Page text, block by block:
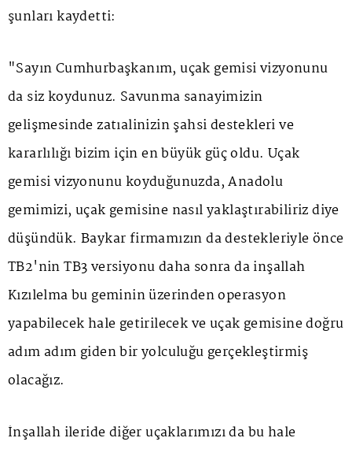
şunları kaydetti:
"Sayın Cumhurbaşkanım, uçak gemisi vizyonunu
da siz koydunuz. Savunma sanayimizin
gelişmesinde zatıalinizin şahsi destekleri ve
kararlılığı bizim için en büyük güç oldu. Uçak
gemisi vizyonunu koyduğunuzda, Anadolu
gemimizi, uçak gemisine nasıl yaklaştırabiliriz diye
düşündük. Baykar firmamızın da destekleriyle önce
TB2'nin TB3 versiyonu daha sonra da inşallah
Kızılelma bu geminin üzerinden operasyon
yapabilecek hale getirilecek ve uçak gemisine doğru
adım adım giden bir yolculuğu gerçekleştirmiş
olacağız.
İnşallah ileride diğer uçaklarımızı da bu hale